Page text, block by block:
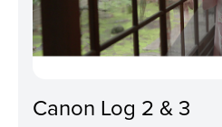
Canon Log 2 & 3